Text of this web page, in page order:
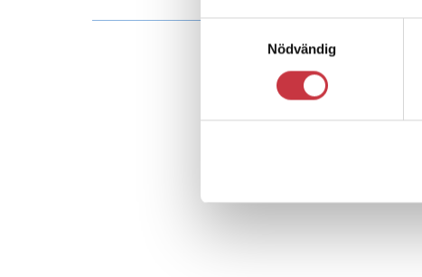
Nödvändig